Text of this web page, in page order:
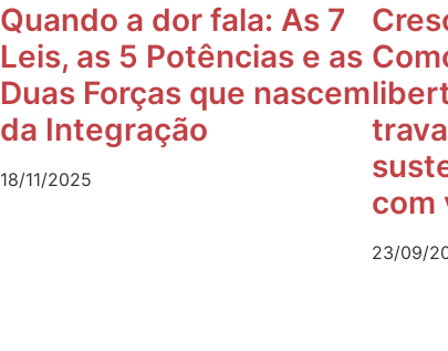
Quando a dor fala: As 7
Leis, as 5 Potências e as
Duas Forças que nascem
da Integração
18/11/2025
com
23/09/